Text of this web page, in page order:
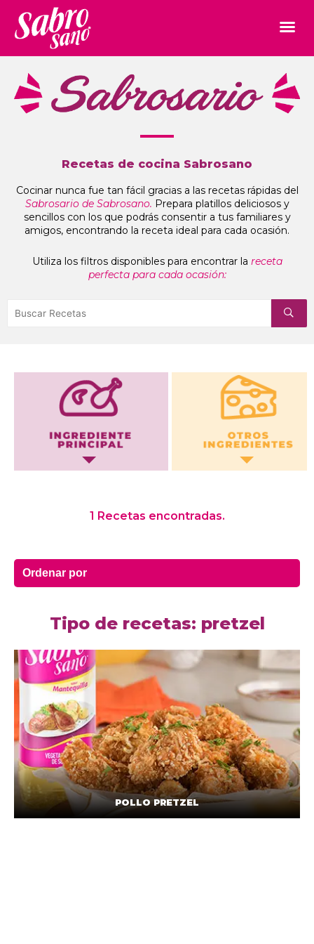
Recetas de cocina Sabrosano
Cocinar nunca fue tan fácil gracias a las recetas rápidas del
Sabrosario de Sabrosano. Prepara platillos deliciosos y
sencillos con los que podrás consentir a tus familiares y
amigos, encontrando la receta ideal para cada ocasión.
Utiliza los filtros disponibles para encontrar la receta
perfecta para cada ocasión:
Otros Ingredientes
1 Recetas encontradas.
Tipo de recetas: pretzel
POLLO PRETZEL